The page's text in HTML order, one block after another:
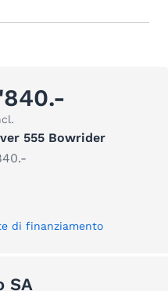
555 Bowrider
di finanziamento
SA